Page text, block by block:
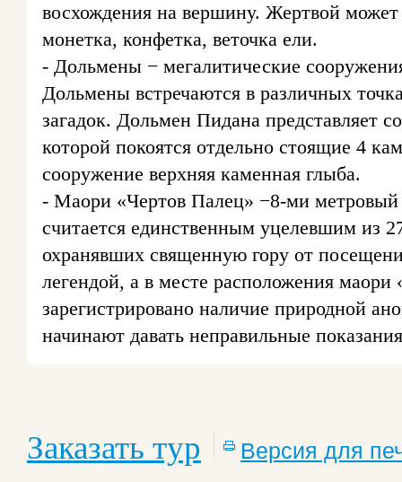
восхождения на вершину. Жертвой может
монетка, конфетка, веточка ели.
- Дольмены − мегалитические
Дольмены встречаются в различных
загадок. Дольмен Пидана представляет
которой покоятся отдельно стоящие 4
сооружение верхняя каменная глыба.
- Маори «Чертов Палец» −8-ми
считается единственным уцелевшим из
охранявших священную гору от
легендой, а в месте расположения маори
зарегистрировано наличие природной
начинают давать неправильные
Заказать тур Версия для